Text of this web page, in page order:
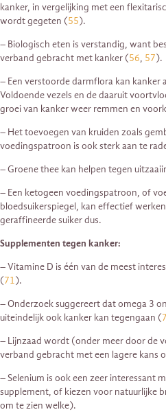
kanker, in vergelijking met een
wordt gegeten (55).
– Biologisch eten is verstandig, want
verband gebracht met kanker (56, 57).
– Een verstoorde darmflora kan kanker
Voldoende vezels en de daaruit
groei van kanker weer remmen en
– Het toevoegen van kruiden zoals
voedingspatroon is ook sterk aan te
– Groene thee kan helpen tegen
– Een ketogeen voedingspatroon, of
bloedsuikerspiegel, kan effectief
geraffineerde suiker dus.
Supplementen tegen kanker:
– Vitamine D is één van de meest
(71).
– Onderzoek suggereert dat omega 3
uiteindelijk ook kanker kan tegengaan (
– Lijnzaad wordt (onder meer door de
verband gebracht met een lagere kans
– Selenium is ook een zeer interessant
supplement, of kiezen voor natuurlijke
om te zien welke).